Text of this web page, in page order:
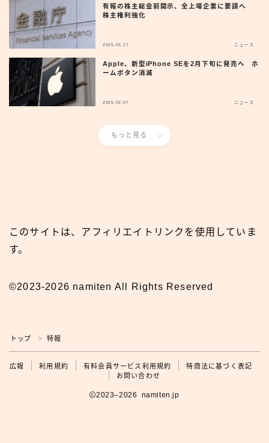
広報
有報の株主総会前開示、全上場企業に要請へ
株主権利強化
2025.03.27 ニュース
Apple、新型iPhone SEを2月下旬に発売へ ホ
ームボタン消滅
2025.02.07 ニュース
もっと見る
このサイトは、アフィリエイトリンクを使用していま
す。
©2023-2026 namiten All Rights Reserved
トップ ＞ 特報
広報 利用規約 有料会員サービス利用規約
特商法に基づく表記
お問い合わせ
2023–2026 namiten.jp